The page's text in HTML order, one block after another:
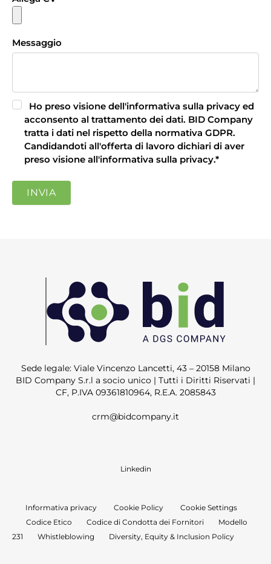
Messaggio
Ho preso visione dell'informativa sulla privacy ed
acconsento al trattamento dei dati. BID Company
tratta i dati nel rispetto della normativa GDPR.
Candidandoti all'offerta di lavoro dichiari di aver
preso visione all'informativa sulla privacy.*
Sede legale: Viale Vincenzo Lancetti, 43 – 20158 Milano
BID Company S.r.l a socio unico | Tutti i Diritti Riservati |
CF, P.IVA 09361810964, R.E.A. 2085843
crm@bidcompany.it
Informativa privacy Cookie Policy
Cookie Settings
Codice Etico
Codice di Condotta dei Fornitori
Modello
231
Whistleblowing Diversity, Equity & Inclusion Policy
Linkedin